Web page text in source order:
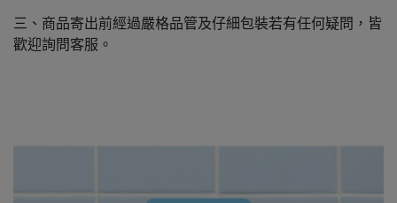
三、商品寄出前經過嚴格品管及仔細包裝若有任何疑問，皆
歡迎詢問客服。